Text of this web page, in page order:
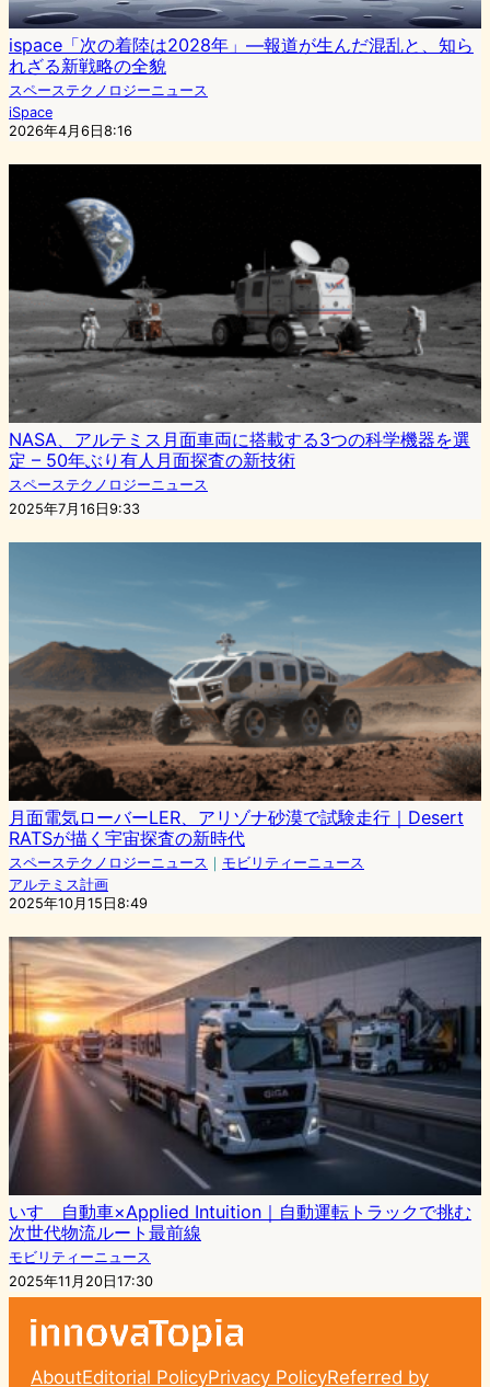
ispace「次の着陸は2028年」—報道が生んだ混乱と、知ら
れざる新戦略の全貌
スペーステクノロジーニュース
iSpace
2026年4月6日8:16
NASA、アルテミス月面車両に搭載する3つの科学機器を選
定 – 50年ぶり有人月面探査の新技術
スペーステクノロジーニュース
2025年7月16日9:33
月面電気ローバーLER、アリゾナ砂漠で試験走行｜Desert
RATSが描く宇宙探査の新時代
スペーステクノロジーニュース ｜ モビリティーニュース
アルテミス計画
2025年10月15日8:49
いすゞ自動車×Applied Intuition｜自動運転トラックで挑む
次世代物流ルート最前線
モビリティーニュース
2025年11月20日17:30
AboutEditorial PolicyPrivacy PolicyReferred by